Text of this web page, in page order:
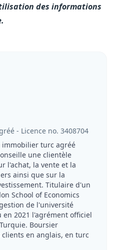
des informations
- Licence no. 3408704
immobilier turc agréé
une clientèle
l'achat, la vente et la
ainsi que sur la
Titulaire d'un
School of Economics
de l'université
en 2021 l'agrément officiel
Boursier
en anglais, en turc